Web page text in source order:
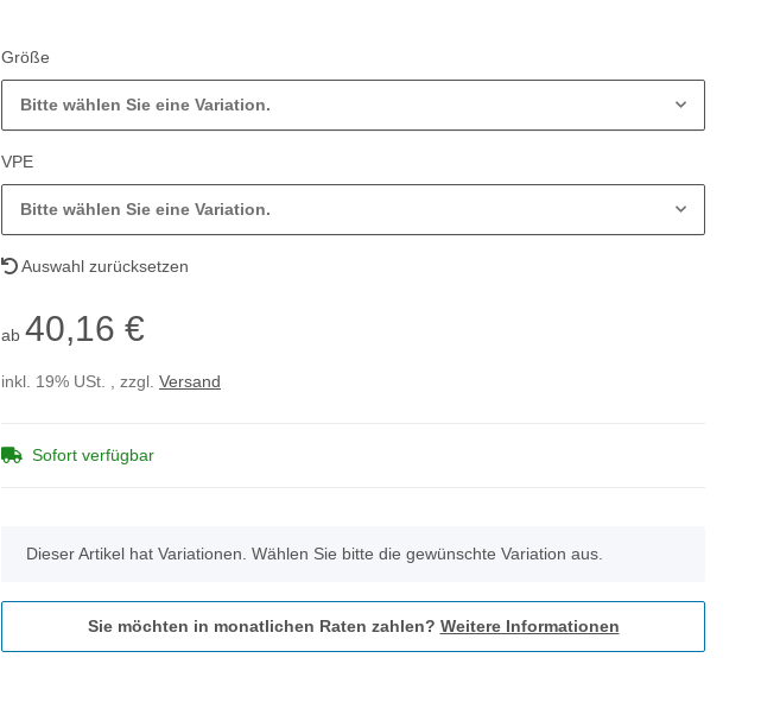
Größe
Bitte wählen Sie eine Variation.
VPE
Bitte wählen Sie eine Variation.
Auswahl zurücksetzen
ab 40,16 €
inkl. 19% USt. , zzgl. Versand
Sofort verfügbar
x
Dieser Artikel hat Variationen. Wählen Sie bitte die gewünschte Variation aus.
Sie möchten in monatlichen Raten zahlen? Weitere Informationen